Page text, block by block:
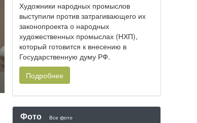
Художники народных промыслов
выступили против затрагивающего их
законопроекта о народных
художественных промыслах (НХП),
который готовится к внесению в
Государственную думу РФ.
Подробнее
Фото Все фото